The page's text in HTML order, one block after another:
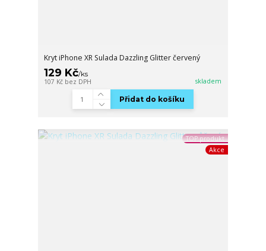
Kryt iPhone XR Sulada Dazzling Glitter červený
129 Kč/ks
107 Kč bez DPH skladem
Přidat do košíku
TOP produkt
Akce